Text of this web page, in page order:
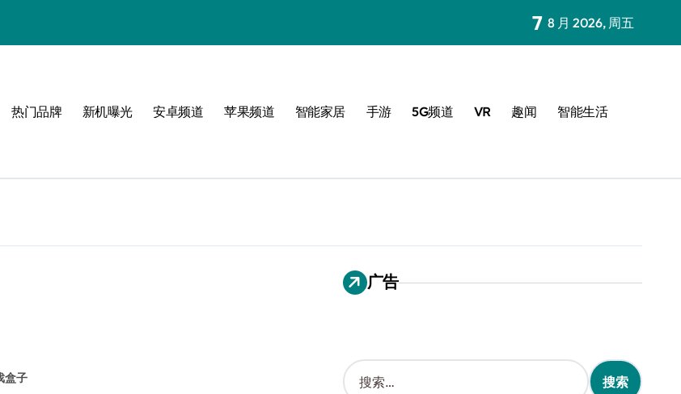
7 8 月 2026, 周五
热门品牌 新机曝光 安卓频道 苹果频道 智能家居 手游 5G频道 VR 趣闻 智能生活
盒子
广告
搜
索